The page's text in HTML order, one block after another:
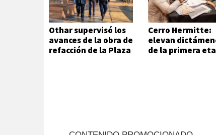
Othar supervisó los
avances de la obra de
refacción de la Plaza
Cerro Hermitte:
elevan
de la primera